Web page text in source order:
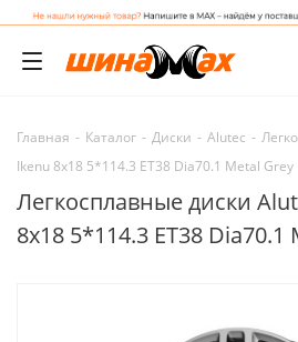
Главная - Каталог - Диски - Alutec -
Ikenu 8x18 5*114.3 ET38 Dia70.1 Metal Grey
Легкосплавные диски
8x18 5*114.3 ET38 Dia70.1